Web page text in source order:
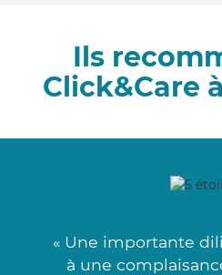
Ils
Click&Care
« Une importante
à une